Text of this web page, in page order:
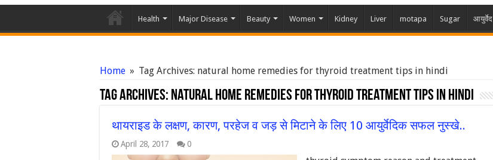
Health Major Disease Beauty Women Kidney Liver motapa Sugar आयुर्वेद
Home » Tag Archives: natural home remedies for thyroid treatment tips in hindi
Tag Archives: natural home remedies for thyroid treatment tips in hindi
थायराइड के लक्षण, कारण, परहेज व जड़ से मिटाने के लिए 10 आयुर्वेदिक सफल नुस्खे..
April 28, 2017 0